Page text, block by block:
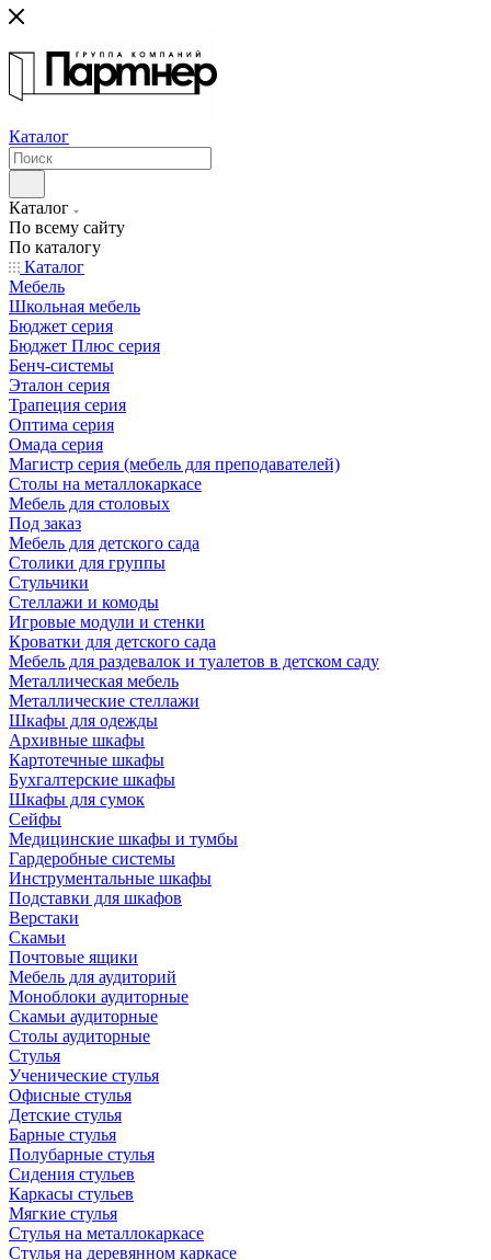
Каталог
Каталог
По всему сайту
По каталогу
Каталог
Мебель
Школьная мебель
Бюджет серия
Бюджет Плюс серия
Бенч-системы
Эталон серия
Трапеция серия
Оптима серия
Омада серия
Магистр серия (мебель для преподавателей)
Столы на металлокаркасе
Мебель для столовых
Под заказ
Мебель для детского сада
Столики для группы
Стульчики
Стеллажи и комоды
Игровые модули и стенки
Кроватки для детского сада
Мебель для раздевалок и туалетов в детском саду
Металлическая мебель
Металлические стеллажи
Шкафы для одежды
Архивные шкафы
Картотечные шкафы
Бухгалтерские шкафы
Шкафы для сумок
Сейфы
Медицинские шкафы и тумбы
Гардеробные системы
Инструментальные шкафы
Подставки для шкафов
Верстаки
Скамьи
Почтовые ящики
Мебель для аудиторий
Моноблоки аудиторные
Скамьи аудиторные
Столы аудиторные
Стулья
Ученические стулья
Офисные стулья
Детские стулья
Барные стулья
Полубарные стулья
Сидения стульев
Каркасы стульев
Мягкие стулья
Стулья на металлокаркасе
Стулья на деревянном каркасе